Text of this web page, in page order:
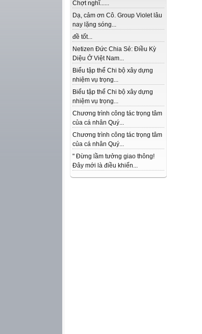
Chợt nghĩ......
Dạ, cảm ơn Cô. Group Violet lâu
nay lặng sóng...
đề tốt...
Netizen Đức Chia Sẻ: Điều Kỳ
Diệu Ở Việt Nam...
Biểu tập thể Chi bộ xây dựng
nhiệm vụ trọng...
Biểu tập thể Chi bộ xây dựng
nhiệm vụ trọng...
Chương trình công tác trọng tâm
của cá nhân Quý...
Chương trình công tác trọng tâm
của cá nhân Quý...
" Đừng lầm tưởng giao thông!
Đây mới là điều khiến...